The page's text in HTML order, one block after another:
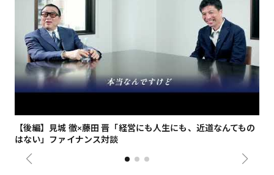
【後編】見城 徹×藤田 晋「経営にも人生にも、近道なんてもの
はない」ファイナンス対談